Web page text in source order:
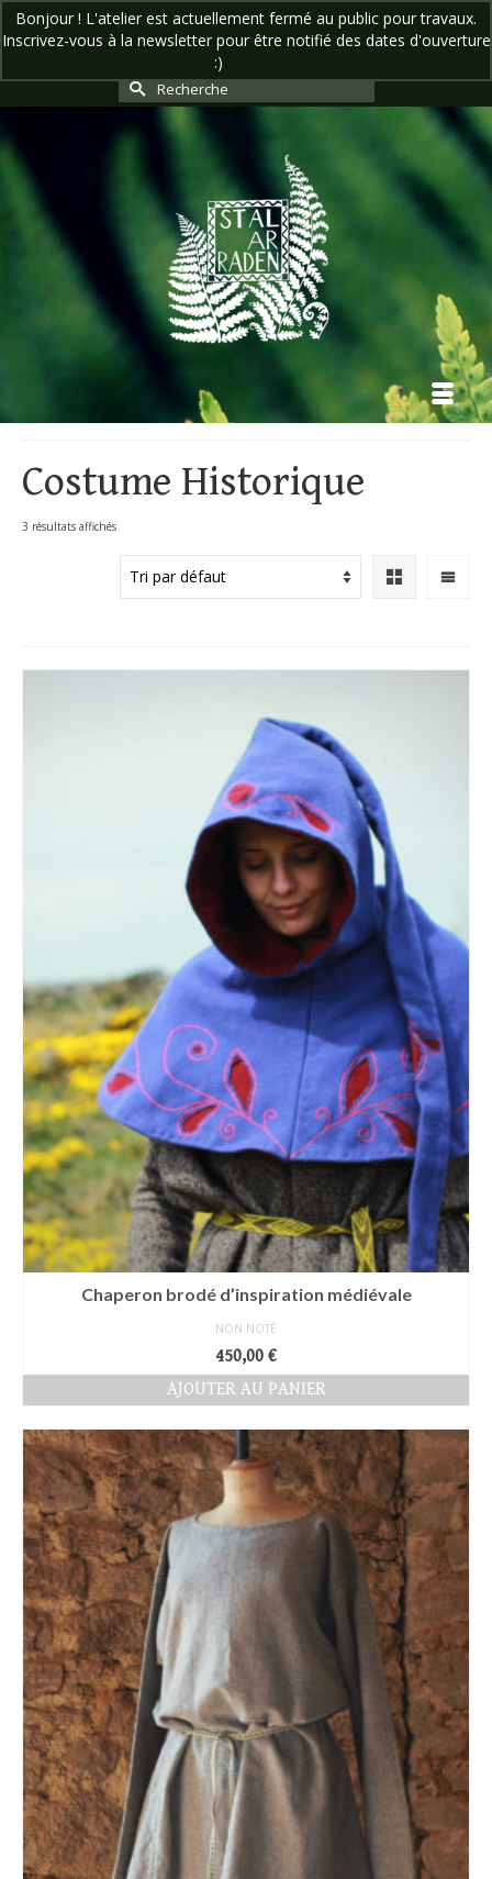
Bonjour ! L'atelier est actuellement fermé au public pour travaux.
Inscrivez-vous à la newsletter pour être notifié des dates d'ouverture
:)
Votre panier- 0,00€
Rechercher :
Costume Historique
3 résultats affichés
Chaperon brodé d’inspiration médiévale
NON NOTÉ
450,00 €
AJOUTER AU PANIER